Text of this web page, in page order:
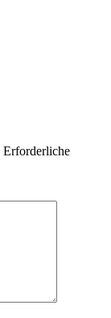
Erforderliche